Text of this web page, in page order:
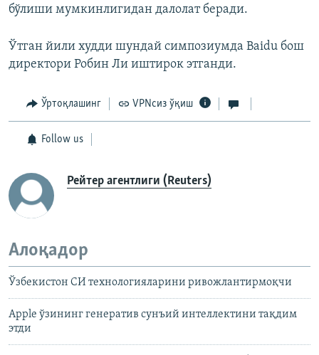
бўлиши мумкинлигидан далолат беради.
Ўтган йили худди шундай симпозиумда Baidu бош
директори Робин Ли иштирок этганди.
Ўртоқлашинг VPNсиз ўқиш
Follow us
Рейтер агентлиги (Reuters)
Алоқадор
Ўзбекистон СИ технологияларини ривожлантирмоқчи
Apple ўзининг генератив сунъий интеллектини тақдим
этди